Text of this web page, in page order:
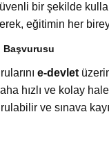
bir şekilde
eğitimin her
Başvurusu
e-devlet
hızlı ve kolay
ve sınava